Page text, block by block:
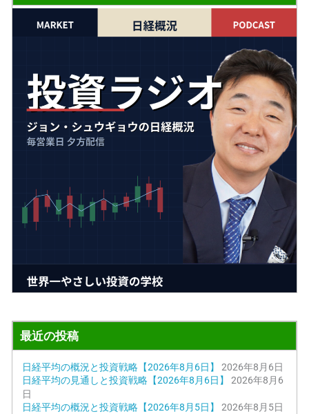
最近の投稿
日経平均の概況と投資戦略【2026年8月6日】
2026年8月6日
日経平均の見通しと投資戦略【2026年8月6日】
2026年8月6
日
日経平均の概況と投資戦略【2026年8月5日】
2026年8月5日